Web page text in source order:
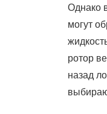
Однако
могут
ротор
назад